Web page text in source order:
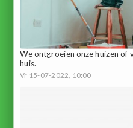
We ontgroeien onze huizen of
huis.
Vr 15-07-2022, 10:00